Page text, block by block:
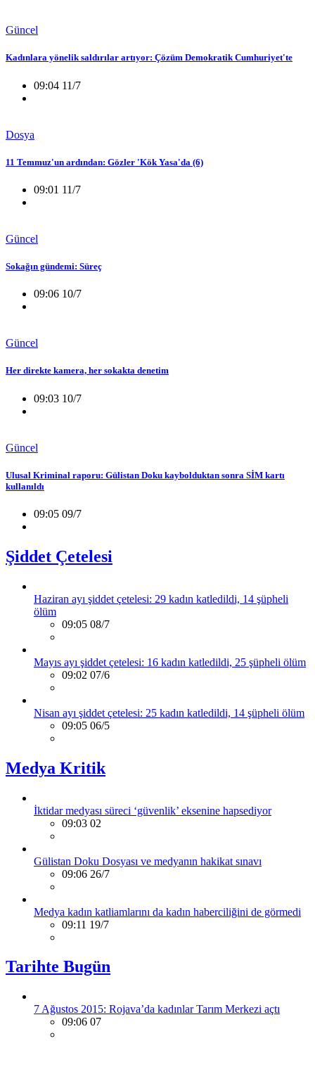
Güncel
Kadınlara yönelik saldırılar artıyor: Çözüm Demokratik Cumhuriyet'te
09:04 11/7
Dosya
11 Temmuz'un ardından: Gözler 'Kök Yasa'da (6)
09:01 11/7
Güncel
Sokağın gündemi: Süreç
09:06 10/7
Güncel
Her direkte kamera, her sokakta denetim
09:03 10/7
Güncel
Ulusal Kriminal raporu: Gülistan Doku kaybolduktan sonra SİM kartı
kullanıldı
09:05 09/7
Şiddet Çetelesi
Haziran ayı şiddet çetelesi: 29 kadın katledildi, 14 şüpheli
ölüm
09:05 08/7
Mayıs ayı şiddet çetelesi: 16 kadın katledildi, 25 şüpheli ölüm
09:02 07/6
Nisan ayı şiddet çetelesi: 25 kadın katledildi, 14 şüpheli ölüm
09:05 06/5
Medya Kritik
İktidar medyası süreci ‘güvenlik’ eksenine hapsediyor
09:03 02
Gülistan Doku Dosyası ve medyanın hakikat sınavı
09:06 26/7
Medya kadın katliamlarını da kadın haberciliğini de görmedi
09:11 19/7
Tarihte Bugün
7 Ağustos 2015: Rojava’da kadınlar Tarım Merkezi açtı
09:06 07